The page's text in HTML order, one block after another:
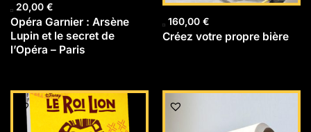
20,00 €
Opéra Garnier : Arsène
Lupin et le secret de
l’Opéra – Paris
160,00 €
Créez votre propre bière